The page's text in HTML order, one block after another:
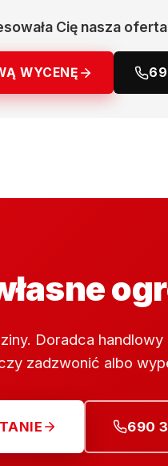
Cię nasza
WYCENĘ
Doradca
zadzwonić albo
690